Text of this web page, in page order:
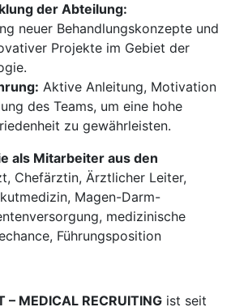
der Abteilung:
neuer Behandlungskonzepte und
Projekte im Gebiet der
Aktive Anleitung, Motivation
des Teams, um eine hohe
zu gewährleisten.
als Mitarbeiter aus den
Chefärztin, Ärztlicher Leiter,
Magen-Darm-
medizinische
Führungsposition
– MEDICAL RECRUITING ist seit